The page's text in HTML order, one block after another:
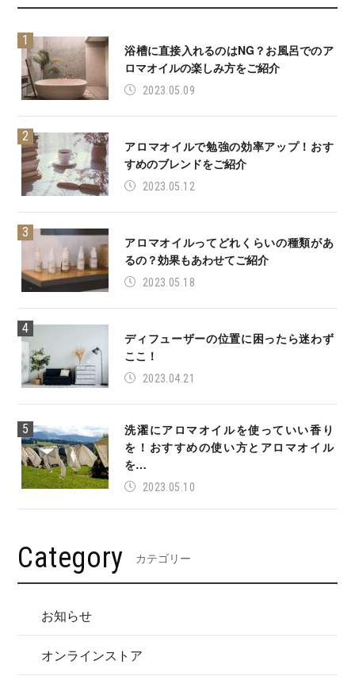
浴槽に直接入れるのはNG？お風呂でのア
ロマオイルの楽しみ方をご紹介
2023.05.09
アロマオイルで勉強の効率アップ！おす
すめのブレンドをご紹介
2023.05.12
アロマオイルってどれくらいの種類があ
るの？効果もあわせてご紹介
2023.05.18
ディフューザーの位置に困ったら迷わず
ここ！
2023.04.21
洗濯にアロマオイルを使っていい香り
を！おすすめの使い方とアロマオイル
を…
2023.05.10
Category カテゴリー
お知らせ
オンラインストア